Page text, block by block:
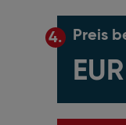
4. Preis